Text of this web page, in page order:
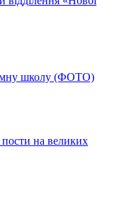
школу (ФОТО)
на великих